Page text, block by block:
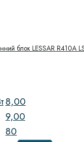
блок LESSAR R410A
8,00
9,00
80